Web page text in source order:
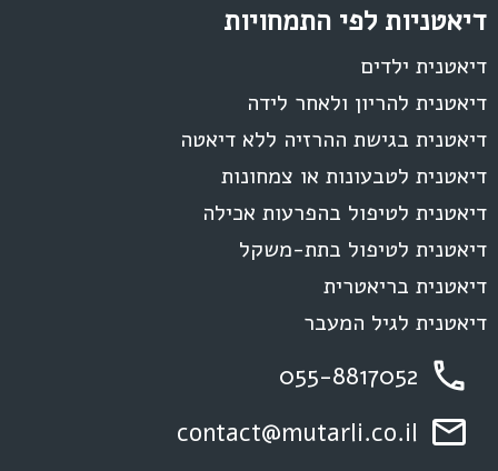
דיאטניות לפי התמחויות
דיאטנית ילדים
דיאטנית להריון ולאחר לידה
דיאטנית בגישת ההרזיה ללא דיאטה
דיאטנית לטבעונות או צמחונות
דיאטנית לטיפול בהפרעות אכילה
דיאטנית לטיפול בתת-משקל
דיאטנית בריאטרית
דיאטנית לגיל המעבר
055-8817052
contact@mutarli.co.il